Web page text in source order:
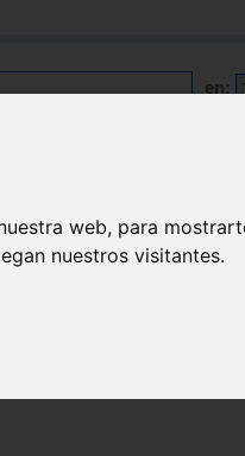
web, para
nuestros visitantes.
en: